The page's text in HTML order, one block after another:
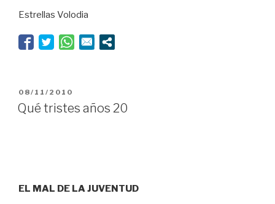
Estrellas Volodia
PUBLICADO
EL
08/11/2010
Qué tristes años 20
EL MAL DE LA JUVENTUD